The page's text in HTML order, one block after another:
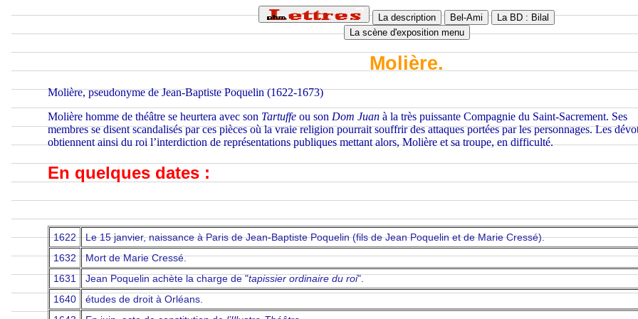
La description Bel-Ami
La BD : Bilal
La scène d'exposition menu
Molière.
Molière, pseudonyme de Jean-Baptiste Poquelin (1622-1673)
Molière homme de théâtre se heurtera avec son Tartuffe ou son Dom Juan à la très puissante Compagnie du Saint-Sacrement. Ses
membres se disent scandalisés par ces pièces où la vraie religion pourrait souffrir des attaques portées par les personnages. Les
obtiennent ainsi du roi l’interdiction de représentations publiques mettant alors, Molière et sa troupe, en difficulté.
En quelques dates :
1622
Le 15 janvier, naissance à Paris de Jean-Baptiste Poquelin (fils de Jean Poquelin et de Marie Cressé).
1632
Mort de Marie Cressé.
1631
Jean Poquelin achète la charge de "tapissier ordinaire du roi".
1640
études de droit à Orléans.